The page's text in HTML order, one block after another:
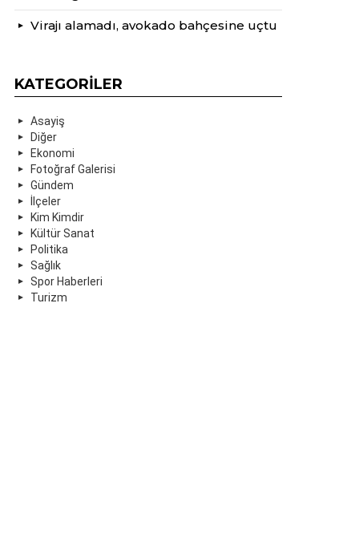
Virajı alamadı, avokado bahçesine uçtu
KATEGORILER
Asayiş
Diğer
Ekonomi
Fotoğraf Galerisi
Gündem
İlçeler
Kim Kimdir
Kültür Sanat
Politika
Sağlık
Spor Haberleri
Turizm